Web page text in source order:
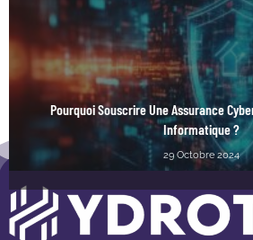
Pourquoi Souscrire Une Assurance
Informatique ?
29 Octobre 2024